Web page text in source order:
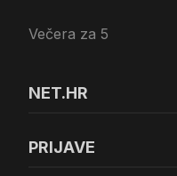
Večera za 5
NET.HR
PRIJAVE